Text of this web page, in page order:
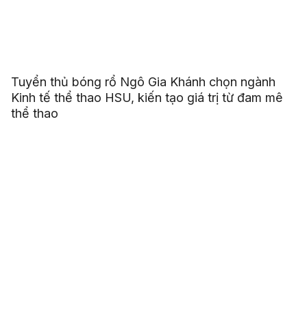
Tuyển thủ bóng rổ Ngô Gia Khánh chọn ngành
Kinh tế thể thao HSU, kiến tạo giá trị từ đam mê
thể thao